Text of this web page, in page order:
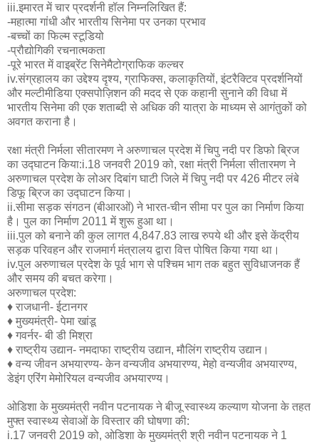
iii.इमारत में चार प्रदर्शनी हॉल निम्नलिखित हैं:
-महात्मा गांधी और भारतीय सिनेमा पर उनका प्रभाव
-बच्चों का फिल्म स्टूडियो
-प्रौद्योगिकी रचनात्मकता
-पूरे भारत में वाइब्रेंट सिनेमैटोग्राफिक कल्चर
iv.संग्रहालय का उद्देश्य दृश्य, ग्राफिक्स, कलाकृतियों, इंटरैक्टिव प्रदर्शनियों
और मल्टीमीडिया एक्सपोज़िशन की मदद से एक कहानी सुनाने की विधा में
भारतीय सिनेमा की एक शताब्दी से अधिक की यात्रा के माध्यम से आगंतुकों को
अवगत कराना है।
रक्षा मंत्री निर्मला सीतारमण ने अरुणाचल प्रदेश में चिपु नदी पर डिफो ब्रिज
का उद्घाटन किया:i.18 जनवरी 2019 को, रक्षा मंत्री निर्मला सीतारमण ने
अरुणाचल प्रदेश के लोअर दिबांग घाटी जिले में चिपु नदी पर 426 मीटर लंबे
डिफू ब्रिज का उद्घाटन किया।
ii.सीमा सड़क संगठन (बीआरओं) ने भारत-चीन सीमा पर पुल का निर्माण किया
है। पुल का निर्माण 2011 में शुरू हुआ था।
iii.पुल को बनाने की कुल लागत 4,847.83 लाख रुपये थी और इसे केंद्रीय
सड़क परिवहन और राजमार्ग मंत्रालय द्वारा वित्त पोषित किया गया था।
iv.पुल अरुणाचल प्रदेश के पूर्व भाग से पश्चिम भाग तक बहुत सुविधाजनक हैं
और समय की बचत करेगा।
अरुणाचल प्रदेश:
♦ राजधानी- ईटानगर
♦ मुख्यमंत्री- पेमा खांडू
♦ गवर्नर- बी डी मिश्रा
♦ राष्ट्रीय उद्यान- नमदाफा राष्ट्रीय उद्यान, मौलिंग राष्ट्रीय उद्यान।
♦ वन्य जीवन अभयारण्य- केन वन्यजीव अभयारण्य, मेहो वन्यजीव अभयारण्य,
डेइंग एरिंग मेमोरियल वन्यजीव अभयारण्य।
ओडिशा के मुख्यमंत्री नवीन पटनायक ने बीजू स्वास्थ्य कल्याण योजना के तहत
मुफ्त स्वास्थ्य सेवाओं के विस्तार की घोषणा की:
i.17 जनवरी 2019 को, ओडिशा के मुख्यमंत्री श्री नवीन पटनायक ने 1